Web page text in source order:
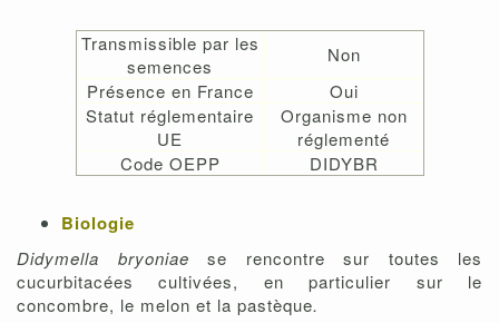
Transmissible par les
semences
Non
Présence en France
Oui
Statut réglementaire
UE
Organisme non
réglementé
Code OEPP
DIDYBR
Biologie
Didymella bryoniae se rencontre sur toutes les
cucurbitacées cultivées, en particulier sur le
concombre, le melon et la pastèque.